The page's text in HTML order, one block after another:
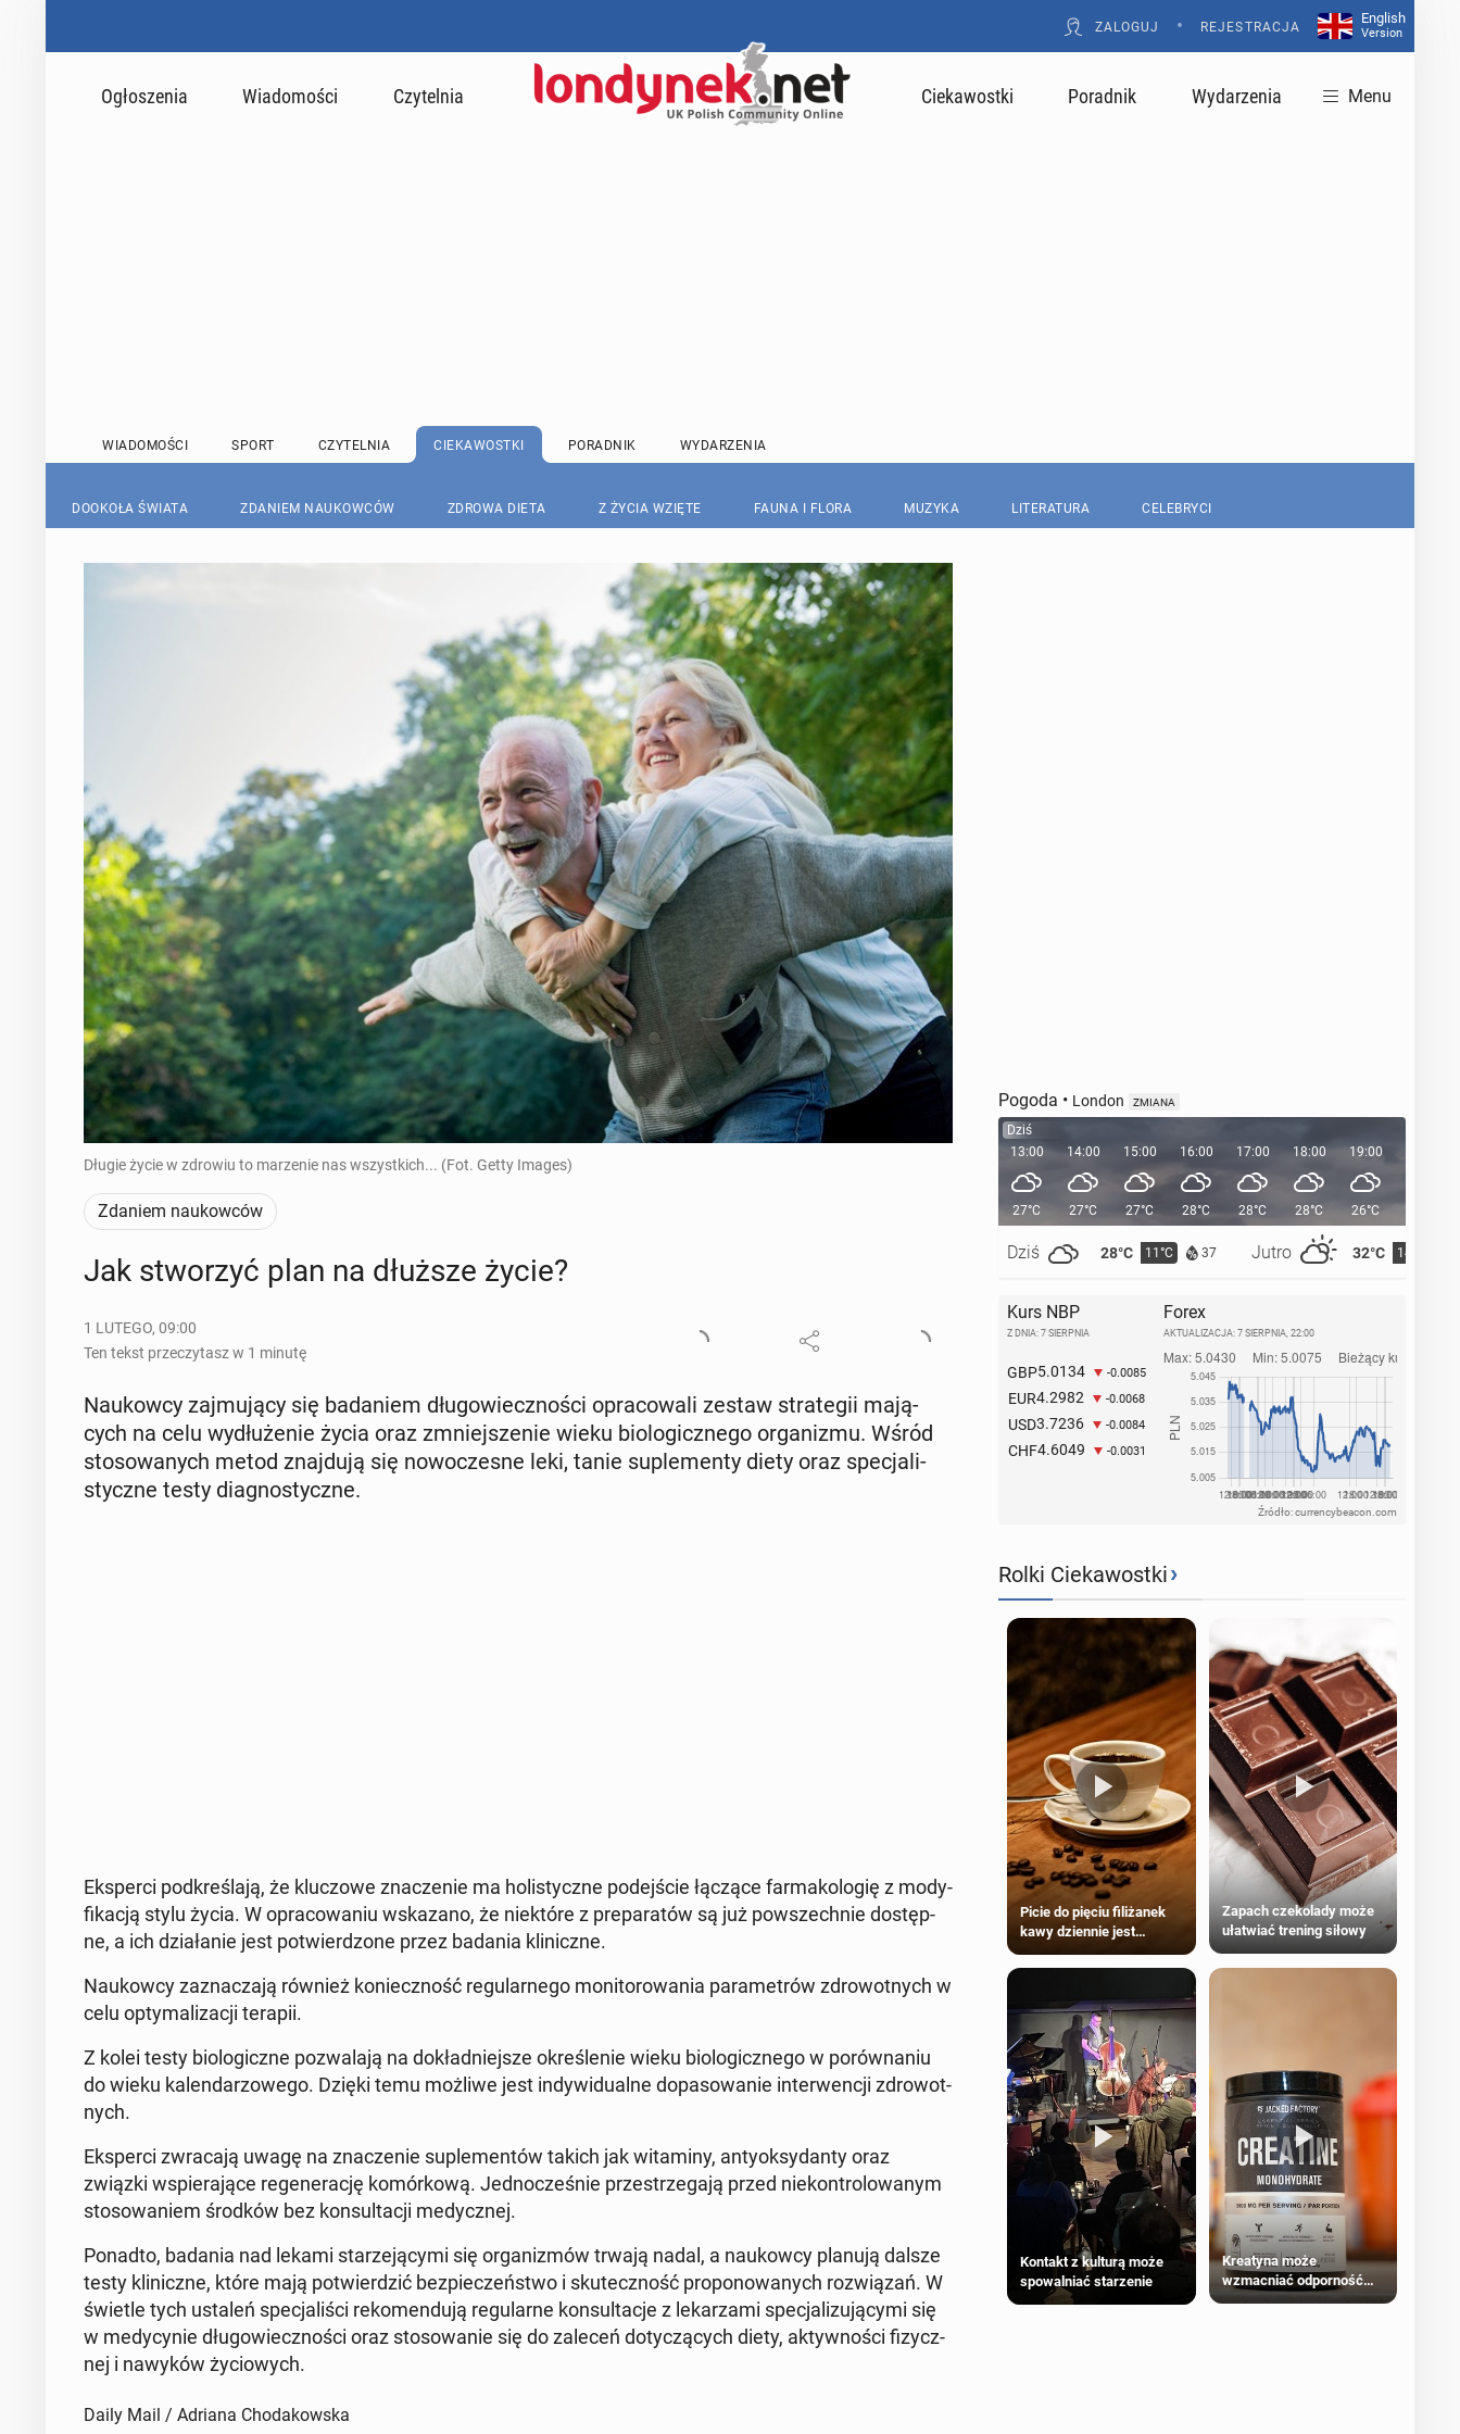
ZALOGUJ • REJESTRACJA
English
Version
Ogłoszenia Wiadomości Czytelnia Ciekawostki Poradnik Wydarzenia Menu
WIADOMOŚCI SPORT CZYTELNIA CIEKAWOSTKI PORADNIK WYDARZENIA
DOOKOŁA ŚWIATA ZDANIEM NAUKOWCÓW ZDROWA DIETA Z ŻYCIA WZIĘTE FAUNA I FLORA MUZYKA LITERATURA CELEBRYCI
Długie życie w zdrowiu to marzenie nas wszystkich... (Fot. Getty Images)
Zdaniem naukowców
Jak stwo­rzyć plan na dłuższe życie?
1 LUTEGO, 09:00
Ten tekst przeczytasz w 1 minutę
Na­ukow­cy zaj­mu­ją­cy się ba­da­niem dłu­go­wiecz­no­ści opra­co­wa­li zestaw stra­te­gii ma­ją­
cych na celu wy­dłu­że­nie życia oraz zmniej­sze­nie wieku bio­lo­gicz­ne­go or­ga­ni­zmu. Wśród
sto­so­wa­nych metod znaj­du­ją się no­wo­cze­sne leki, tanie su­ple­men­ty diety oraz spe­cja­li­
stycz­ne testy dia­gno­stycz­ne.
Eks­per­ci pod­kre­śla­ją, że klu­czo­we zna­cze­nie ma ho­li­stycz­ne po­dej­ście łączące far­ma­ko­lo­gię z mo­dy­
fi­ka­cją stylu życia. W opra­co­wa­niu wska­za­no, że nie­któ­re z pre­pa­ra­tów są już po­wszech­nie do­stęp­
ne, a ich dzia­ła­nie jest po­twier­dzo­ne przez badania kli­nicz­ne.
Na­ukow­cy za­zna­cza­ją również ko­niecz­ność re­gu­lar­ne­go mo­ni­to­ro­wa­nia pa­ra­me­trów zdro­wot­nych w
celu opty­ma­li­za­cji terapii.
Z kolei testy bio­lo­gicz­ne po­zwa­la­ją na do­kład­niej­sze okre­śle­nie wieku bio­lo­gicz­ne­go w po­rów­na­niu
do wieku ka­len­da­rzo­we­go. Dzięki temu możliwe jest in­dy­wi­du­al­ne do­pa­so­wa­nie in­ter­wen­cji zdro­wot­
nych.
Eks­per­ci zwra­ca­ją uwagę na zna­cze­nie su­ple­men­tów takich jak wi­ta­mi­ny, an­ty­ok­sy­dan­ty oraz
związki wspie­ra­ją­ce re­ge­ne­ra­cję ko­mór­ko­wą. Jed­no­cze­śnie prze­strze­ga­ją przed nie­kon­tro­lo­wa­nym
sto­so­wa­niem środków bez kon­sul­ta­cji me­dycz­nej.
Ponadto, badania nad lekami sta­rze­ją­cy­mi się or­ga­ni­zmów trwają nadal, a na­ukow­cy planują dalsze
testy kli­nicz­ne, które mają po­twier­dzić bez­pie­czeń­stwo i sku­tecz­ność pro­po­no­wa­nych roz­wią­zań. W
świetle tych ustaleń spe­cja­li­ści re­ko­men­du­ją re­gu­lar­ne kon­sul­ta­cje z le­ka­rza­mi spe­cja­li­zu­ją­cy­mi się
w me­dy­cy­nie dłu­go­wiecz­no­ści oraz sto­so­wa­nie się do zaleceń do­ty­czą­cych diety, ak­tyw­no­ści fi­zycz­
nej i nawyków ży­cio­wych.
Daily Mail / Adriana Chodakowska
Pogoda • London ZMIANA
Dziś
13:00
27°C
Dziś 28°C 11°C 37 Jutro 32°C 14°C
14:00
27°C
15:00
27°C
16:00
28°C
17:00
28°C
18:00
28°C
19:00
26°C
Kurs NBP
Z DNIA: 7 SIERPNIA
GBP5.0134 -0.0085
EUR4.2982 -0.0068
USD3.7236 -0.0084
CHF4.6049 -0.0031
Forex
AKTUALIZACJA: 7 SIERPNIA, 22:00
Źródło: currencybeacon.com
Rolki Ciekawostki›
Picie do pięciu filiżanek
kawy dziennie jest
większości dorosłych
Zapach czekolady może
ułatwiać trening siłowy
Kontakt z kulturą może
spowalniać starzenie
Kreatyna może
wzmacniać odporność
przeciw nowotworom